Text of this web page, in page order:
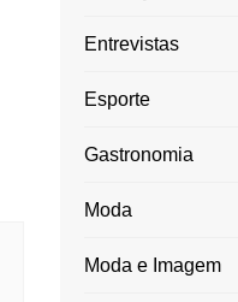
Entrevistas
Esporte
Gastronomia
Moda
Moda e Imagem